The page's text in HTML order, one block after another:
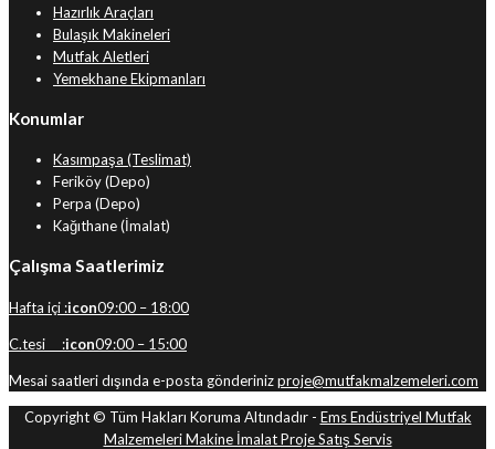
Hazırlık Araçları
Bulaşık Makineleri
Mutfak Aletleri
Yemekhane Ekipmanları
Konumlar
Kasımpaşa (Teslimat)
Feriköy (Depo)
Perpa (Depo)
Kağıthane (İmalat)
Çalışma Saatlerimiz
Hafta içi :icon09:00 – 18:00
C.tesi :icon09:00 – 15:00
Mesai saatleri dışında e-posta gönderinizproje@mutfakmalzemeleri.com
Copyright © Tüm Hakları Koruma Altındadır - Ems Endüstriyel Mutfak
Malzemeleri Makine İmalat Proje Satış Servis